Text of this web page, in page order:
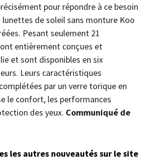
pour répondre à ce besoin
lunettes de soleil sans monture Koo
Pesant seulement 21
entièrement conçues et
et sont disponibles en six
Leurs caractéristiques
par un verre torique en
le confort, les performances
des yeux. Communiqué de
les autres nouveautés sur le site